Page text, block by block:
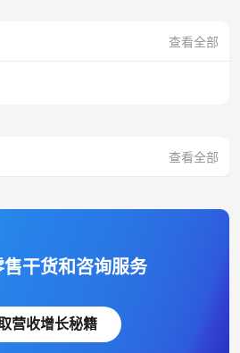
查看全部
查看全部
干货和咨询服务
营收增长秘籍